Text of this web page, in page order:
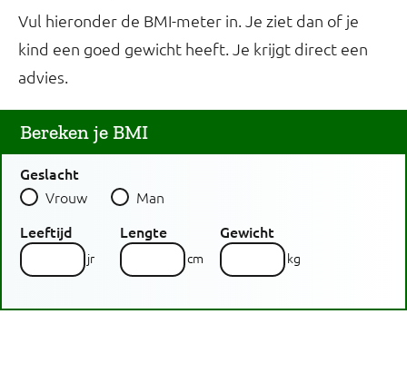
Vul hieronder de BMI-meter in. Je ziet dan of je
kind een goed gewicht heeft. Je krijgt direct een
advies.
Bereken je BMI
Geslacht
Vrouw
Man
Leeftijd
jr
Lengte
cm
Gewicht
kg
Berekenen
24,6
24,6